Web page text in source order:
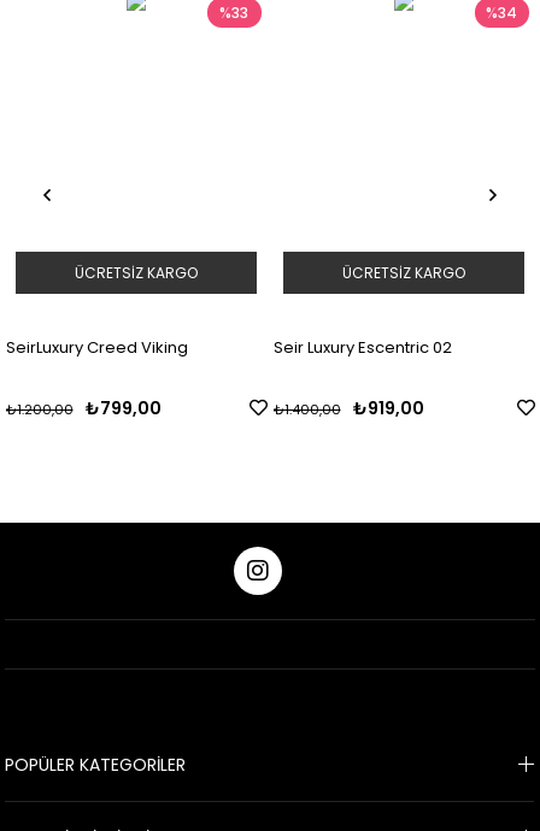
SeirLuxury Creed Viking
₺799,00
₺1.200,00
%33
ÜCRETSIZ KARGO
Seir Luxury Escentric 02
₺919,00
₺1.400,00
%34
ÜCRETSIZ KARGO
POPÜLER KATEGORİLER